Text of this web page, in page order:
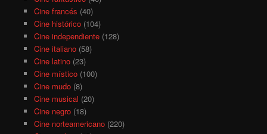
Cine francés (40)
Cine histórico(104)
Cine independiente(128)
Cine italiano(58)
Cine latino(23)
Cine místico(100)
Cine mudo(8)
Cine musical (20)
Cine negro(18)
Cine norteamericano(220)